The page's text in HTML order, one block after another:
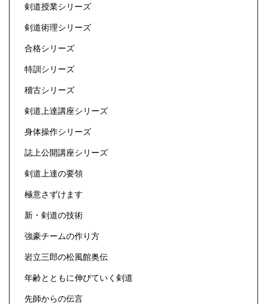
剣道授業シリーズ
剣道術理シリーズ
合格シリーズ
特訓シリーズ
稽古シリーズ
剣道上達講座シリーズ
身体操作シリーズ
誌上公開講座シリーズ
剣道上達の要領
極意さずけます
新・剣道の技術
強豪チームの作り方
岩立三郎の松風館奥伝
年齢とともに伸びていく剣道
先師からの伝言